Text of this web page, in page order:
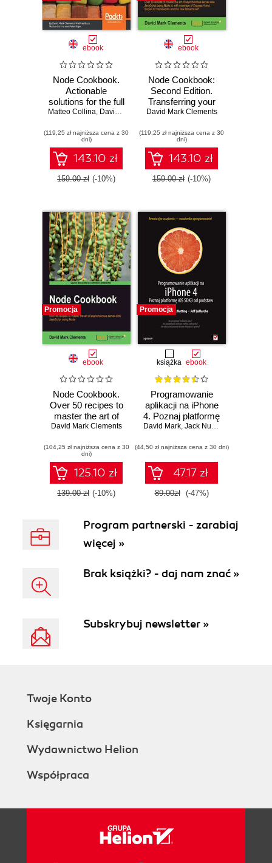
ebook
Node Cookbook.
Actionable
solutions for the full
spectrum of
development -
Third Edition
Matteo Collina, David Mark Clements ,Peter Elger,Mathias Buus
(119,25 zł najniższa cena z 30
dni)
143.10 zł
159.00 zł (-10%)
ebook
Node Cookbook:
Second Edition.
Transferring your
JavaScript skills to
programming is
simplified with this
comprehensive
cookbook. Each
chapter focuses on
recipes supported
with lots of
illustrations, tips,
and hints
David Mark Clements
(119,25 zł najniższa cena z 30
dni)
143.10 zł
159.00 zł (-10%)
Promocja
ebook
Node Cookbook.
Over 50 recipes to
master the art of
asynchronous
JavaScript using
Node with this
book and
David Mark Clements
(104,25 zł najniższa cena z 30
dni)
125.10 zł
139.00 zł (-10%)
Promocja
książka ebook
Programowanie
aplikacji na iPhone
4. Poznaj platformę
iOS SDK3 od
David Mark, Jack Nutting
(44,50 zł najniższa cena z 30 dni)
47.17 zł
89.00zł (-47%)
Program partnerski - zarabiaj
więcej »
Brak książki? - daj nam znać »
Subskrybuj newsletter »
Twoje Konto
Księgarnia
Wydawnictwo Helion
Współpraca